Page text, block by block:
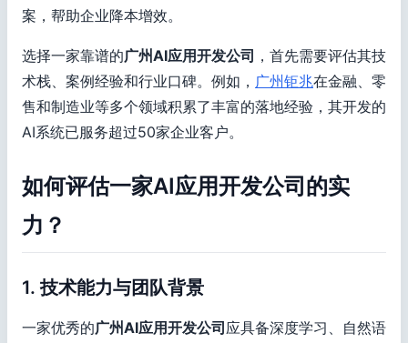
案，帮助企业降本增效。
选择一家靠谱的广州AI应用开发公司 ，首先需要评估其技
术栈、案例经验和行业口碑。例如， 广州钜兆在金融、零
售和制造业等多个领域积累了丰富的落地经验，其开发的
AI系统已服务超过50家企业客户。
如何评估一家AI应用开发公司的实
力？
1. 技术能力与团队背景
一家优秀的广州AI应用开发公司 应具备深度学习、自然语